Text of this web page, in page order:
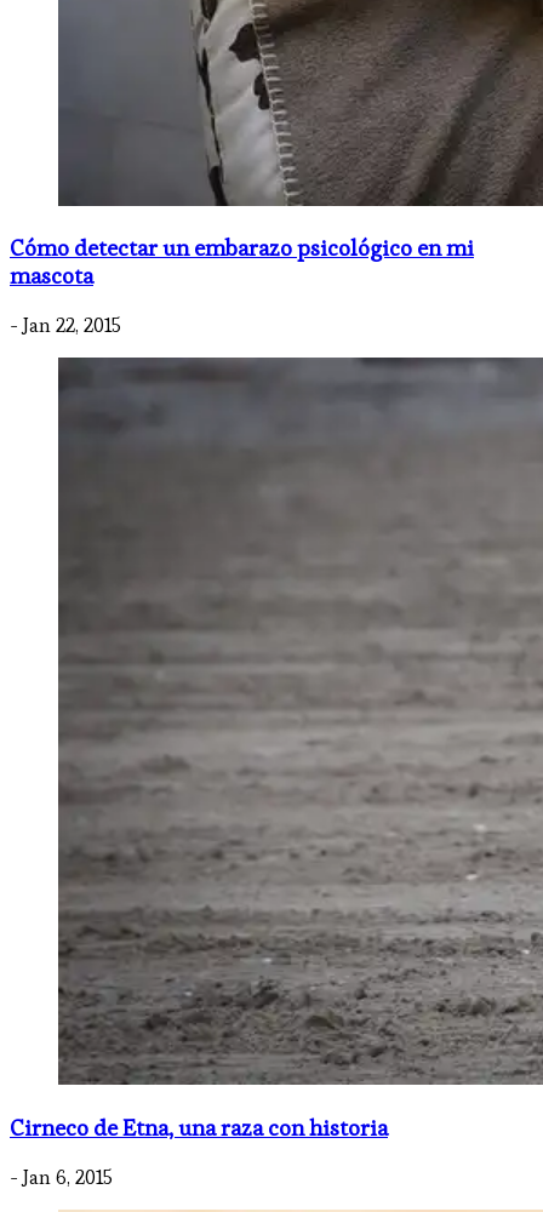
Cómo detectar un embarazo psicológico en mi
mascota
- Jan 22, 2015
Cirneco de Etna, una raza con historia
- Jan 6, 2015